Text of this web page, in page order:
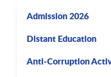
Admission 2026
Distant Education
Anti-Corruption